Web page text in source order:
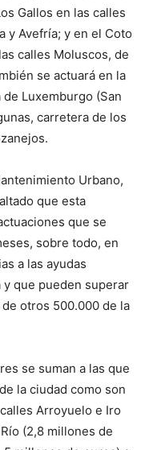
Gallos en las calles
y Avefría; y en el Coto
calles Moluscos, de
se actuará en la
Luxemburgo (San
carretera de los
Urbano,
que esta
que se
sobre todo, en
a las ayudas
y que pueden superar
otros 500.000 de la
se suman a las que
la ciudad como son
Arroyuelo e Iro
(2,8 millones de